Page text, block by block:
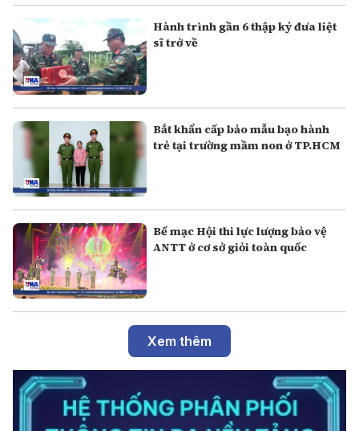
Hành trình gần 6 thập kỷ đưa liệt
sĩ trở về
Bắt khẩn cấp bảo mẫu bạo hành
trẻ tại trường mầm non ở TP.HCM
Bế mạc Hội thi lực lượng bảo vệ
ANTT ở cơ sở giỏi toàn quốc
Xem thêm